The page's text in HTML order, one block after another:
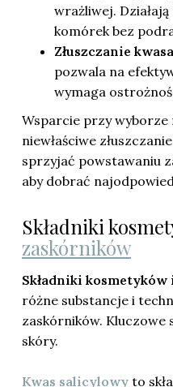
wrażliwej.
komórek bez
Złuszczanie
pozwala na
wymaga
Wsparcie przy wyborze
niewłaściwe
sprzyjać powstawaniu
aby dobrać
Składniki
zaskórników
Składniki
różne substancje i
zaskórników. Kluczowe
skóry.
Kwas salicylowy to